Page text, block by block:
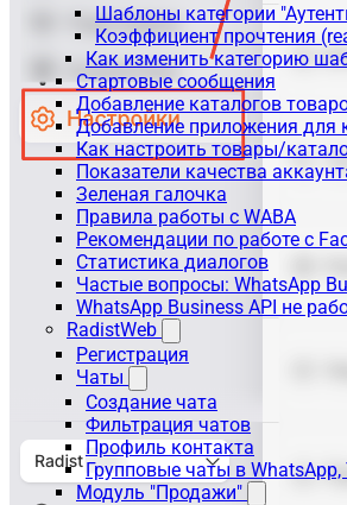
Шаблоны категории
Коэффициент прочтения
Как изменить категорию
Стартовые сообщения
Добавление каталогов
Добавление приложения для
Как настроить товары/
Показатели качества
Зеленая галочка
Правила работы с WABA
Рекомендации по работе с
Статистика диалогов
Частые вопросы: WhatsApp
WhatsApp Business API не
RadistWeb
Регистрация
Чаты
Создание чата
Фильтрация чатов
Профиль контакта
Групповые чаты в WhatsApp,
Модуль "Продажи"